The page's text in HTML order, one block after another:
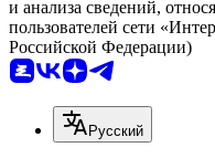
и анализа сведений,
пользователей сети
Российской Федерации)
Русский